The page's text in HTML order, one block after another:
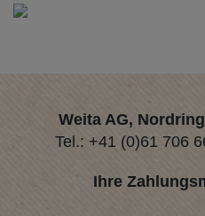
Weita AG,
Tel.: +41 (0)61 706
Ihre